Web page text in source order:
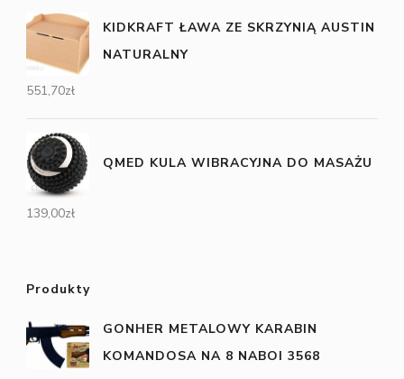
KIDKRAFT ŁAWA ZE SKRZYNIĄ AUSTIN
NATURALNY
551,70zł
QMED KULA WIBRACYJNA DO MASAŻU
139,00zł
Produkty
GONHER METALOWY KARABIN
KOMANDOSA NA 8 NABOI 3568